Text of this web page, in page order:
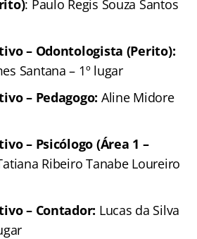
: Paulo Regis Souza Santos
– Odontologista (Perito):
Santana – 1º lugar
– Pedagogo: Aline Midore
– Psicólogo (Área 1 –
Ribeiro Tanabe Loureiro
– Contador: Lucas da Silva